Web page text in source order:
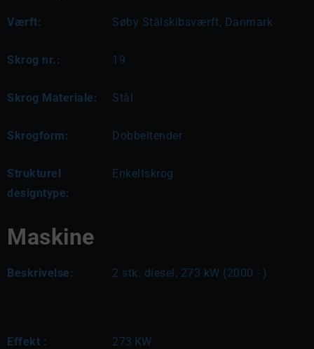
Værft: Søby Stålskibsværft, Danmark
Skrog nr.: 19
Skrog Materiale: Stål
Skrogform: Dobbeltender
Strukturel
designtype:
Enkeltskrog
Maskine
Beskrivelse: 2 stk. diesel, 273 kW (2000 - )
Effekt : 273 KW